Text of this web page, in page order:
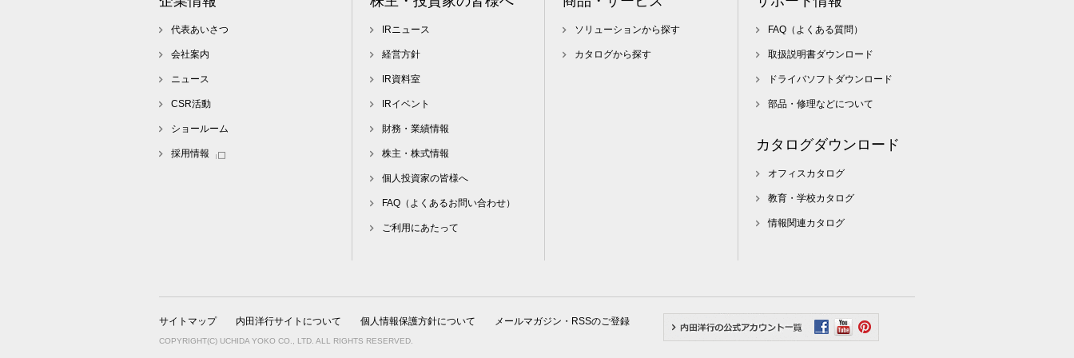
代表あいさつ
会社案内
ニュース
CSR活動
ショールーム
採用情報
IRニュース
経営方針
IR資料室
IRイベント
財務・業績情報
株主・株式情報
個人投資家の皆様へ
FAQ（よくあるお問い合わせ）
ご利用にあたって
ソリューションから探す
カタログから探す
FAQ（よくある質問）
取扱説明書ダウンロード
ドライバソフトダウンロード
部品・修理などについて
カタログダウンロード
オフィスカタログ
教育・学校カタログ
情報関連カタログ
サイトマップ 内田洋行サイトについて 個人情報保護方針について メールマガジン・RSSのご登録
COPYRIGHT(C) UCHIDA YOKO CO., LTD. ALL RIGHTS RESERVED.